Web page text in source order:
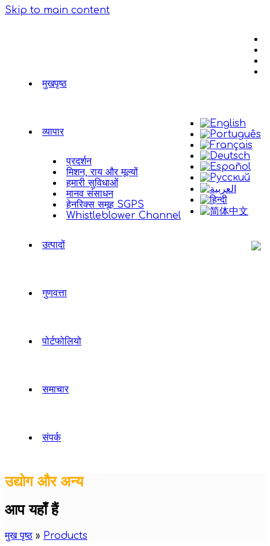
Skip to main content
मुखपृष्ठ
व्यापार
प्रदर्शन
मिशन, राय और मूल्यों
हमारी सुविधाओं
मानव संसाधन
हेनरिक्स समूह SGPS
Whistleblower Channel
उत्पादों
गुणवत्ता
पोर्टफोलियो
समाचार
संपर्क
उद्योग और अन्य
आप यहाँ हैं
मुख पृष्ठ » Products